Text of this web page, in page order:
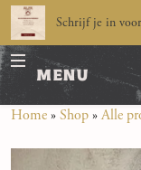
Schrijf je in
menu
Home»Shop»Alle